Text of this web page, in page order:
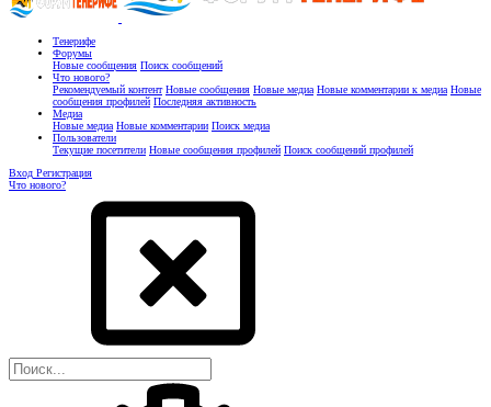
Тенерифе
Форумы
Новые сообщения Поиск сообщений
Что нового?
Рекомендуемый контент Новые сообщения Новые медиа Новые комментарии к медиа Новые
сообщения профилей Последняя активность
Медиа
Новые медиа Новые комментарии Поиск медиа
Пользователи
Текущие посетители Новые сообщения профилей Поиск сообщений профилей
Вход Регистрация
Что нового?